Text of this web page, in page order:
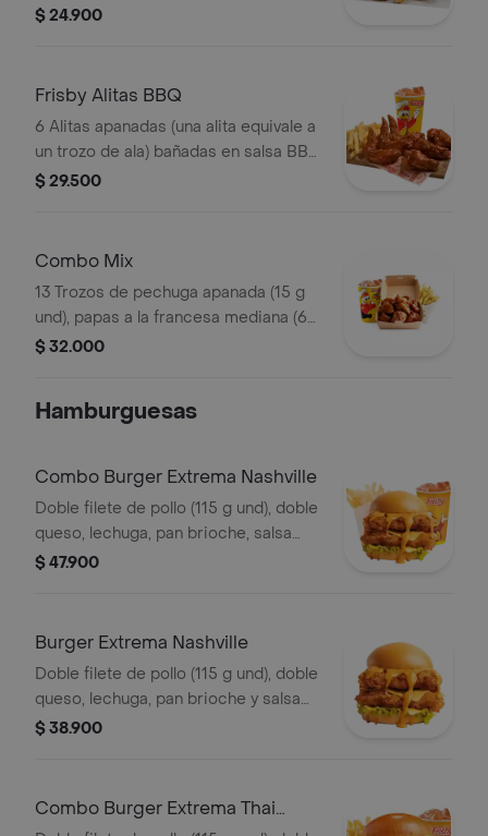
mediana (60 g) y gaseosa (325 ml)
$ 24.900
Frisby Alitas BBQ
6 Alitas apanadas (una alita equivale a
un trozo de ala) bañadas en salsa BBQ
ligeramente picante , papas a la
$ 29.500
Combo Mix
13 Trozos de pechuga apanada (15 g
und), papas a la francesa mediana (60
g) y gaseosa (325 ml)
$ 32.000
Hamburguesas
Combo Burger Extrema Nashville
Doble filete de pollo (115 g und), doble
queso, lechuga, pan brioche, salsa
picante estilo Nashville, francesa
$ 47.900
Burger Extrema Nashville
Doble filete de pollo (115 g und), doble
queso, lechuga, pan brioche y salsa
picante estilo Nashville
$ 38.900
Combo Burger Extrema Thai